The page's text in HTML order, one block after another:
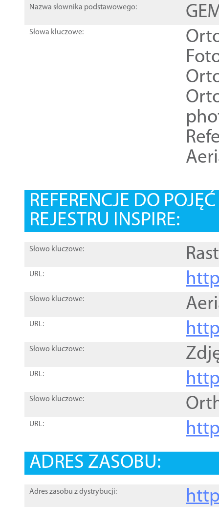
Nazwa słownika podstawowego:
Słowa kluczowe:
REFERENCJE DO
REJESTRU INSPIRE:
Słowo kluczowe:
URL:
Słowo kluczowe:
URL:
Słowo kluczowe:
URL:
Słowo kluczowe:
URL:
ADRES ZASOBU:
Adres zasobu z dystrybucji: